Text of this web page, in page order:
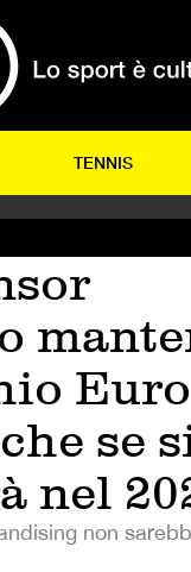
TENNIS
Euro
se
nel
non